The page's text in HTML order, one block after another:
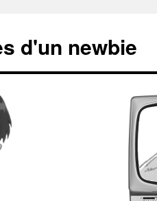
d'un newbie